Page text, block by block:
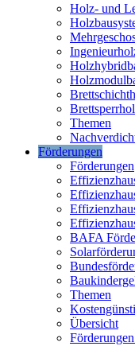
Holz- und
Themen
Förderungen
Förderungen
BAFA
Themen
Übersicht